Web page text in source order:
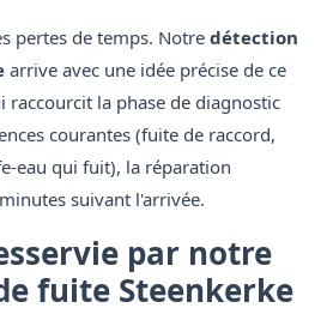
pertes de temps. Notre détection
arrive avec une idée précise de ce
raccourcit la phase de diagnostic
courantes (fuite de raccord,
eau qui fuit), la réparation
suivant l'arrivée.
par notre
fuite Steenkerke